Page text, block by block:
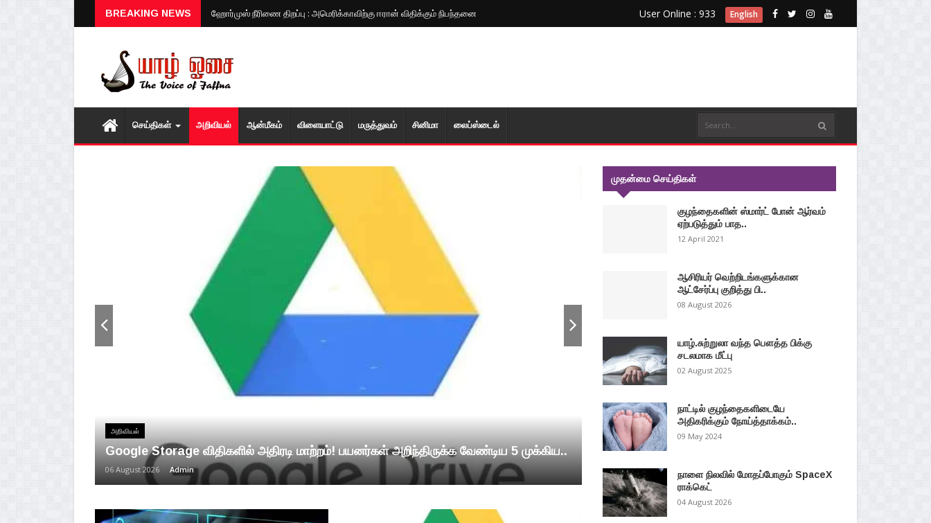
BREAKING NEWS ஹோர்முஸ் நீரிணை திறப்பு : அமெரிக்காவிற்கு ஈரான் விதிக்கும் நிபந்தனை User Online : 933 English
செய்திகள் அறிவியல் ஆன்மீகம் விளையாட்டு மரு‌த்துவ‌ம் சினிமா லைப்ஸ்டைல்
அறிவியல்
Google Storage விதிகளில் அதிரடி மாற்றம்! பயனர்கள் அறிந்திருக்க வேண்டிய 5 முக்கிய..
06 August 2026 Admin
முதன்மை செய்திகள்
குழந்தைகளின் ஸ்மார்ட் போன் ஆர்வம்
ஏற்படுத்தும் பாத..
12 April 2021
ஆசிரியர் வெற்றிடங்களுக்கான
ஆட்சேர்ப்பு குறித்து பி..
08 August 2026
யாழ்.சுற்றுலா வந்த பௌத்த பிக்கு
சடலமாக மீட்பு
02 August 2025
நாட்டில் குழந்தைகளிடையே
அதிகரிக்கும் நோய்த்தாக்கம்..
09 May 2024
நாளை நிலவில் மோதப்போகும் SpaceX
ராக்கெட்
04 August 2026